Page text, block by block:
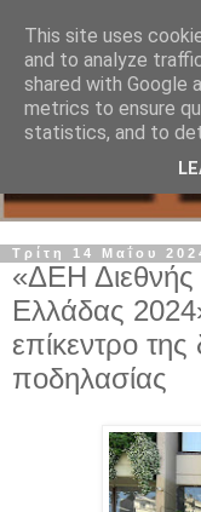
Τρίτη 14 Μαΐου
«ΔΕΗ Διεθνής
Ελλάδας
επίκεντρο της
ποδηλασίας
This site uses
and to analyze
shared with Google
metrics to ensure
statistics, and to